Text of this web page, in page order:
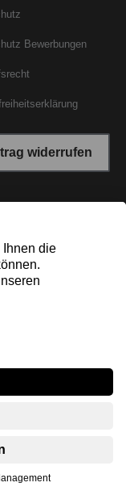
Bewerbungen
widerrufen
vor der